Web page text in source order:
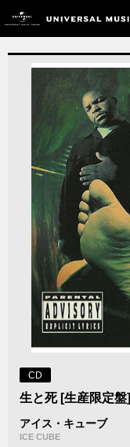
CD
生と死 [生産限定盤]
アイス・キューブ
ICE CUBE